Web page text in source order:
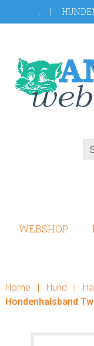
to
Fußzeile
.
Here
WEBSHOP
Home | Hund |
Hondenhalsband